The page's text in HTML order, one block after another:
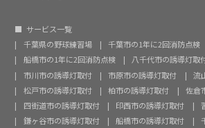
サービス一覧
千葉県の野球練習場
千葉市の1年に2回消防点検
船橋市の1年に2回消防点検
八千代市の誘導灯取
市川市の誘導灯取付
市原市の誘導灯取付
流
松戸市の誘導灯取付
柏市の誘導灯取付
佐倉
四街道市の誘導灯取付
印西市の誘導灯取付
鎌ヶ谷市の誘導灯取付
船橋市の誘導灯取付